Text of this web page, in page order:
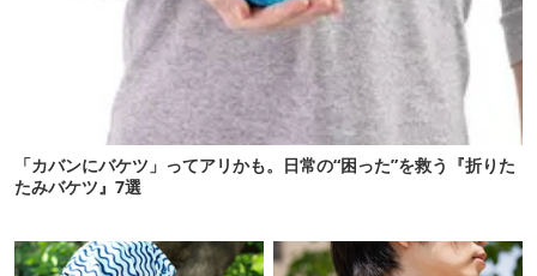
「カバンにバケツ」ってアリかも。日常の“困った”を救う『折りた
たみバケツ』7選